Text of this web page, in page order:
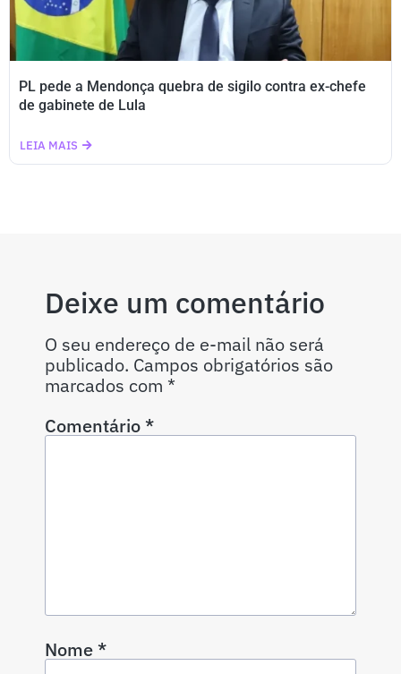
PL pede a Mendonça quebra de sigilo contra ex-chefe
de gabinete de Lula
LEIA MAIS
Deixe um comentário
O seu endereço de e-mail não será
publicado. Campos obrigatórios são
marcados com *
Comentário*
Nome*